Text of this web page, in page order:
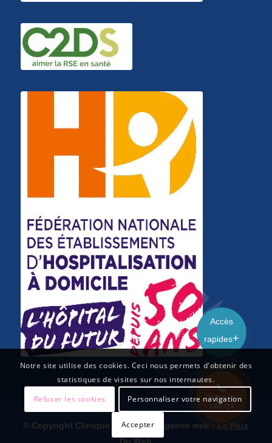
Accès
rapides
Urgences
24H/24
© Copyright Clinique du Cèdre – agence web :
Le Plus
Du Web
Notre site utilise des cookies. Ceci nous permets d'obtenir des
statistiques de visites sur nos internautes.
Refuser les cookies
Personnaliser votre navigation
Accepter